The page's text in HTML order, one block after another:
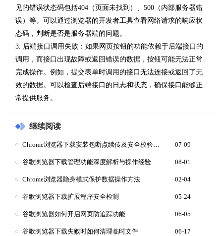
见的错误状态码包括404（页面未找到）、500（内部服务器错
误）等。可以通过浏览器的开发者工具查看网络请求的响应状
态码，判断是否是服务器端的问题。
3. 后端接口调用失败：如果网页按钮的功能依赖于后端接口的
调用，而接口出现故障或返回错误的数据，按钮可能无法正常
完成操作。例如，提交表单时调用的接口无法连接或返回了无
效的数据。可以检查后端接口的日志和状态，确保接口能够正
常提供服务。
继续阅读
07-09
谷歌浏览器下载管理功能深度解析与操作经验 08-01
Chrome浏览器隐身模式保护数据操作方法 02-04
谷歌浏览器下载扩展程序安全检测 05-24
谷歌浏览器如何开启网页防追踪功能 06-05
谷歌浏览器下载失败时如何清理临时文件 06-17